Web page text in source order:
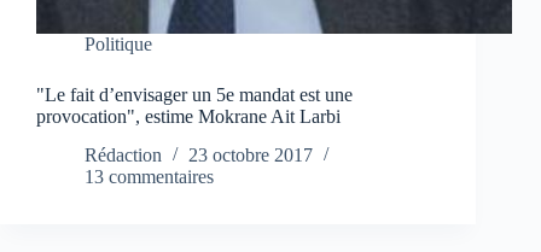
Politique
"Le fait d’envisager un 5e mandat est une
provocation", estime Mokrane Ait Larbi
Rédaction
23 octobre 2017
13 commentaires